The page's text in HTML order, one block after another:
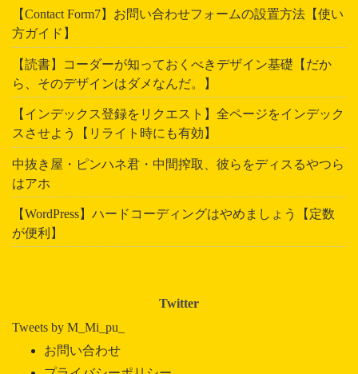
【Contact Form7】お問い合わせフォームの設置方法【使い
方ガイド】
【読書】コーダーが知っておくべきデザイン基礎【だか
ら、そのデザインはダメなんだ。】
【インデックス登録をリクエスト】全ページをインデック
スさせよう【リライト時にも有効】
中抜き屋・ピンハネ君・中間搾取、彼らをディスるやつら
はアホ
【WordPress】ハードコーディングはやめましょう【定数
が便利】
Twitter
Tweets by M_Mi_pu_
お問い合わせ